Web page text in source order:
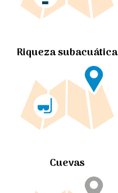
Riqueza subacuática
Cuevas